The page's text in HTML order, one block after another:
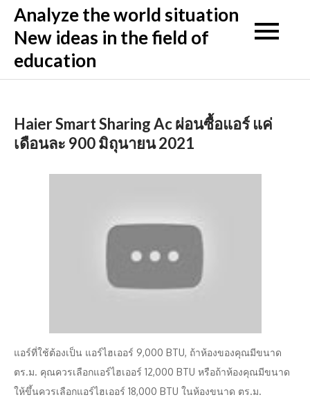
Skip
content
Analyze the world situation
New ideas in the field of
education
Haier Smart Sharing Ac ผ่อนซื้อแอร์ แค่
เดือนละ 900 มิถุนายน 2021
แอร์ที่ใช้ต้องเป็น แอร์ไฮเออร์ 9,000 BTU, ถ้าห้องของคุณมีขนาด
ตร.ม. คุณควรเลือกแอร์ไฮเออร์ 12,000 BTU หรือถ้าห้องคุณมีขนาด
ให้ขึ้นควรเลือกแอร์ไฮเออร์ 18,000 BTU ในห้องขนาด ตร.ม.